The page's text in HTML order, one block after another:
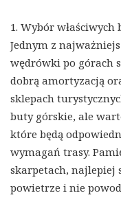
1. Wybór
Jednym z
wędrówki po górach
dobrą amortyzacją
sklepach
buty górskie, ale
które będą
wymagań trasy.
skarpetach, najlepiej
powietrze i nie